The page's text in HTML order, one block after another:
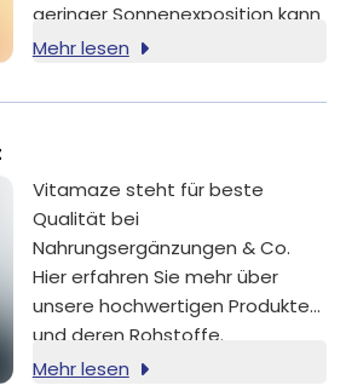
geringer Sonnenexposition kann
die tägliche Versorgung mit
spielen.
Mehr lesen
Vitamaze steht für beste
Qualität bei
Nahrungsergänzungen & Co.
Hier erfahren Sie mehr über
unsere hochwertigen Produkte
und deren Rohstoffe.
Mehr lesen